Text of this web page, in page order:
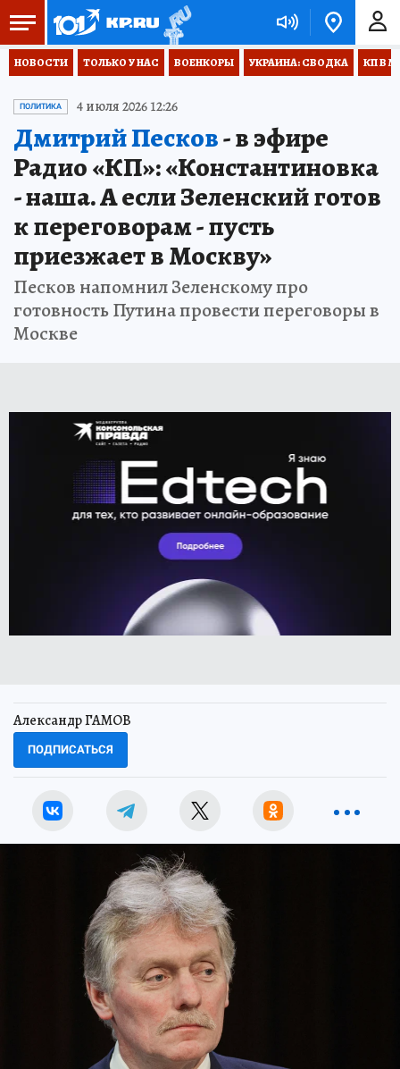
НОВОСТИ ТОЛЬКО У НАС ВОЕНКОРЫ УКРАИНА: СВОДКА КП В
ПОЛИТИКА 4 июля 2026 12:26
Дмитрий Песков- в эфире
Радио «КП»: «Константиновка
- наша. А если Зеленский готов
к переговорам - пусть
приезжает в Москву»
Песков напомнил Зеленскому про
готовность Путина провести переговоры в
Москве
Александр ГАМОВ
ПОДПИСАТЬСЯ